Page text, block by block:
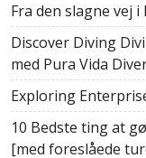
Fra den slagne vej
Discover Diving
med Pura Vida
Exploring
10 Bedste ting at
[med foreslåede